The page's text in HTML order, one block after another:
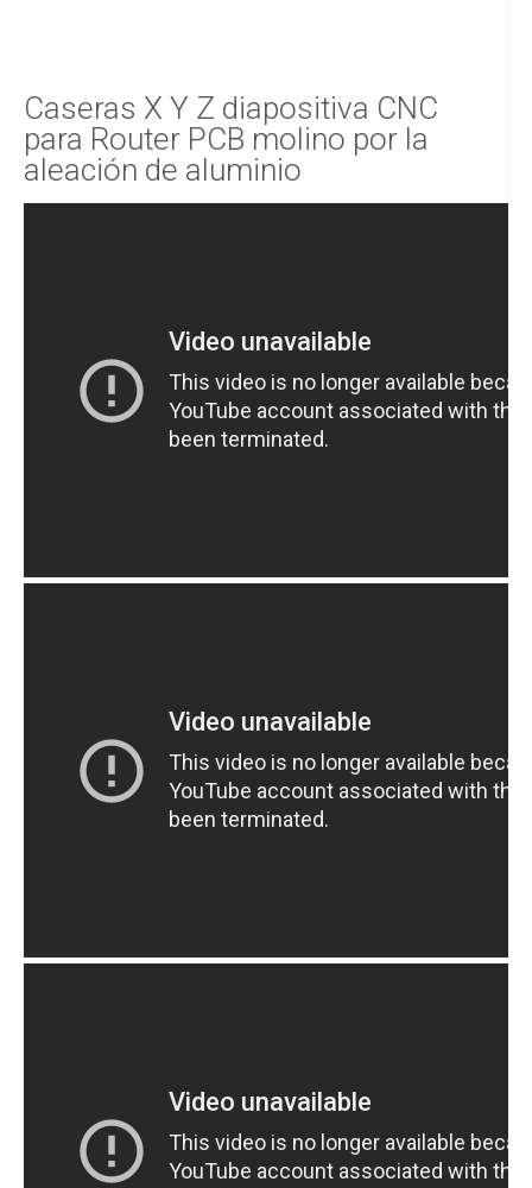
Caseras X Y Z diapositiva CNC
para Router PCB molino por la
aleación de aluminio